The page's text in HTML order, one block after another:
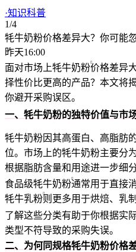
·知识科普
1/4
牦牛奶粉价格差异大？你可能
昨天16:00
面对市场上牦牛奶粉价格差异
择性价比更高的产品？本文将
你避开采购误区。
一、牦牛奶粉的独特价值与市
牦牛奶粉因其高蛋白、高脂肪
位。市场上的牦牛奶粉主要分
根据脂肪含量和用途进一步细分
食品级牦牛奶粉通常用于直接
牦牛乳粉则更多用于烘焙、乳
了解这些分类有助于你根据实
类型不符导致的采购失误。
二、为何同规格牦牛奶粉价格